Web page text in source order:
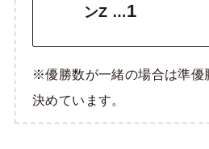
ンZ …1
※優勝数が一緒の場合は準優
決めています。